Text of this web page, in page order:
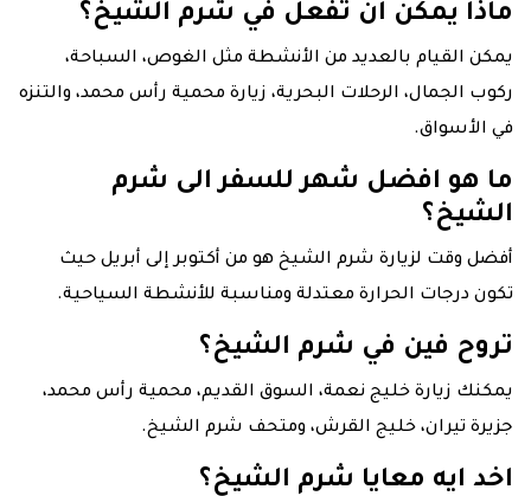
ماذا يمكن ان تفعل في شرم الشيخ؟
يمكن القيام بالعديد من الأنشطة مثل الغوص، السباحة،
ركوب الجمال، الرحلات البحرية، زيارة محمية رأس محمد، والتنزه
في الأسواق.
ما هو افضل شهر للسفر الى شرم
الشيخ؟
أفضل وقت لزيارة شرم الشيخ هو من أكتوبر إلى أبريل حيث
تكون درجات الحرارة معتدلة ومناسبة للأنشطة السياحية.
تروح فين في شرم الشيخ؟
يمكنك زيارة خليج نعمة، السوق القديم، محمية رأس محمد،
جزيرة تيران، خليج القرش، ومتحف شرم الشيخ.
اخد ايه معايا شرم الشيخ؟